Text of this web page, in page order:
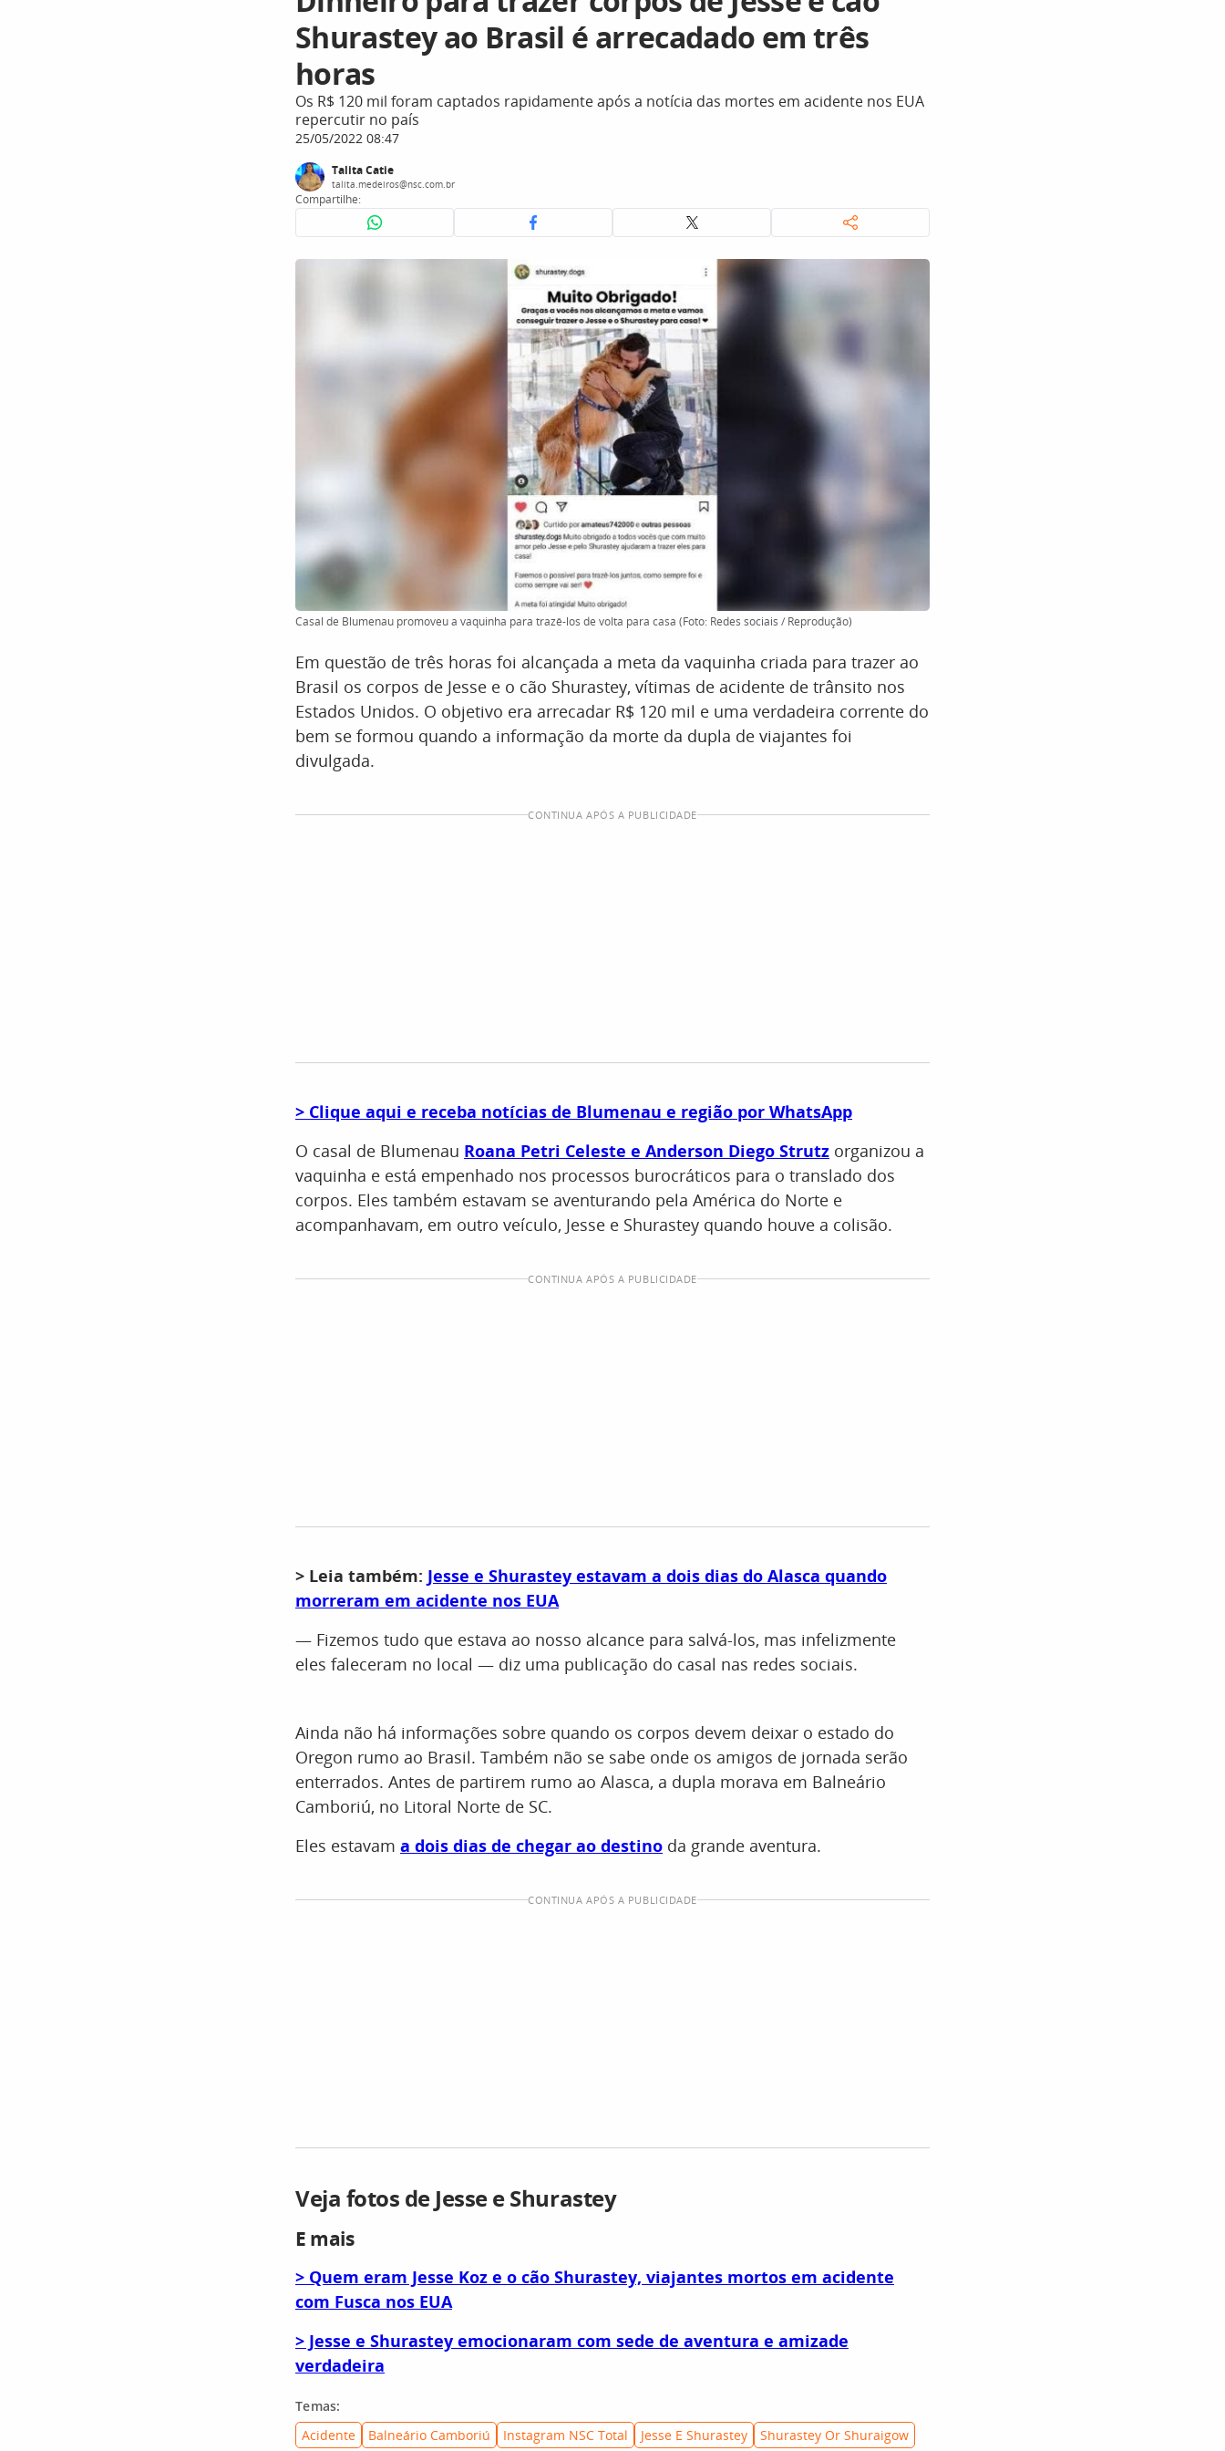
Shurastey ao Brasil é arrecadado em três
horas
Os R$ 120 mil foram captados rapidamente após a notícia das mortes em acidente nos EUA
repercutir no país
25/05/2022 08:47
Talita Catie
talita.medeiros@nsc.com.br
Compartilhe:
Casal de Blumenau promoveu a vaquinha para trazê-los de volta para casa (Foto: Redes sociais / Reprodução)
Em questão de três horas foi alcançada a meta da vaquinha criada para trazer ao
Brasil os corpos de Jesse e o cão Shurastey, vítimas de acidente de trânsito nos
Estados Unidos. O objetivo era arrecadar R$ 120 mil e uma verdadeira corrente do
bem se formou quando a informação da morte da dupla de viajantes foi
divulgada.
CONTINUA APÓS A PUBLICIDADE
> Clique aqui e receba notícias de Blumenau e região por WhatsApp
O casal de Blumenau Roana Petri Celeste e Anderson Diego Strutz organizou a
vaquinha e está empenhado nos processos burocráticos para o translado dos
corpos. Eles também estavam se aventurando pela América do Norte e
acompanhavam, em outro veículo, Jesse e Shurastey quando houve a colisão.
CONTINUA APÓS A PUBLICIDADE
> Leia também: Jesse e Shurastey estavam a dois dias do Alasca quando
morreram em acidente nos EUA
— Fizemos tudo que estava ao nosso alcance para salvá-los, mas infelizmente
eles faleceram no local — diz uma publicação do casal nas redes sociais.
Ainda não há informações sobre quando os corpos devem deixar o estado do
Oregon rumo ao Brasil. Também não se sabe onde os amigos de jornada serão
enterrados. Antes de partirem rumo ao Alasca, a dupla morava em Balneário
Camboriú, no Litoral Norte de SC.
Eles estavam a dois dias de chegar ao destino da grande aventura.
CONTINUA APÓS A PUBLICIDADE
Veja fotos de Jesse e Shurastey
E mais
> Quem eram Jesse Koz e o cão Shurastey, viajantes mortos em acidente
com Fusca nos EUA
> Jesse e Shurastey emocionaram com sede de aventura e amizade
verdadeira
Temas:
Acidente
Balneário Camboriú Instagram NSC Total Jesse E Shurastey Shurastey Or Shuraigow